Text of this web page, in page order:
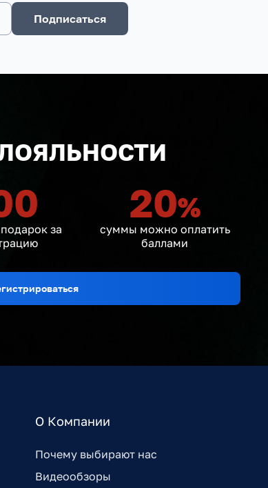
Подписаться
за
20%
суммы можно оплатить
баллами
О Компании
Почему выбирают нас
Видеообзоры